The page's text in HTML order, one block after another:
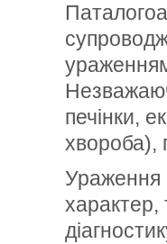
печінки,
хвороба),
Ураження